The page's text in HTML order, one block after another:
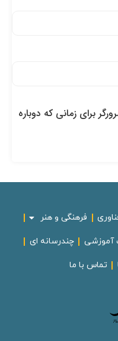
برای زمانی که دوباره
فرهنگی و هنر
چندرسانه ای
با ما